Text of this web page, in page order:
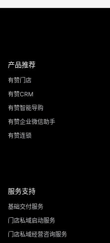
产品推荐
有赞门店
有赞CRM
有赞智能导购
有赞企业微信助手
有赞连锁
服务支持
基础交付服务
门店私域启动服务
门店私域经营咨询服务